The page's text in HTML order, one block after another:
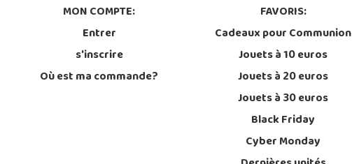
MON COMPTE:
Entrer
s'inscrire
Où est ma commande?
FAVORIS:
Cadeaux pour Communion
Jouets à 10 euros
Jouets à 20 euros
Jouets à 30 euros
Black Friday
Cyber Monday